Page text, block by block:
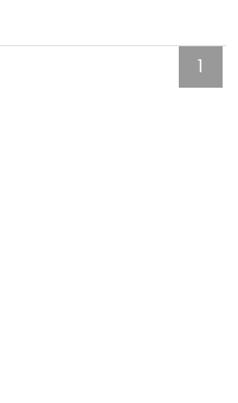
1